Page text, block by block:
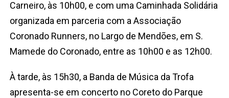
Carneiro, às 10h00, e com uma Caminhada Solidária
organizada em parceria com a Associação
Coronado Runners, no Largo de Mendões, em S.
Mamede do Coronado, entre as 10h00 e as 12h00.
À tarde, às 15h30, a Banda de Música da Trofa
apresenta-se em concerto no Coreto do Parque